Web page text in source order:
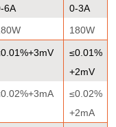
6A
0-3A
180W
≤0.01%
+2mV
≤0.02%
+2mA